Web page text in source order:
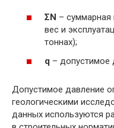
ΣN – суммарная
вес и
тоннах);
q – допустимое
Допустимое давление
геологическими
данных используются